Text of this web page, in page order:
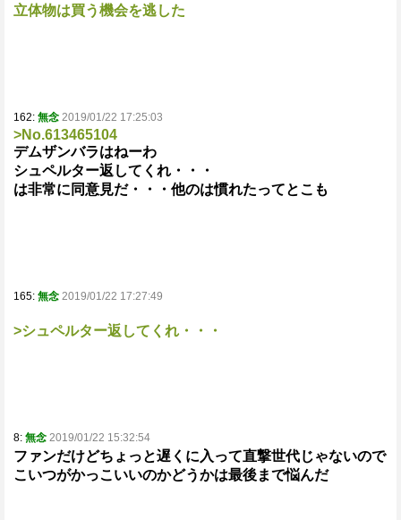
立体物は買う機会を逃した
162: 無念 2019/01/22 17:25:03
>No.613465104
デムザンバラはねーわ
シュペルター返してくれ・・・
は非常に同意見だ・・・他のは慣れたってとこも
165: 無念 2019/01/22 17:27:49
>シュペルター返してくれ・・・
8: 無念 2019/01/22 15:32:54
ファンだけどちょっと遅くに入って直撃世代じゃないので
こいつがかっこいいのかどうかは最後まで悩んだ